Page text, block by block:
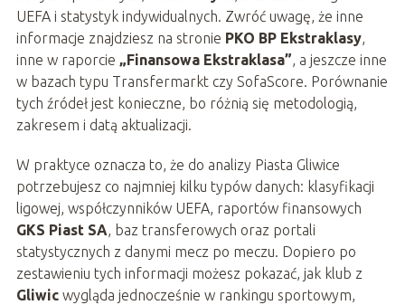
UEFA i statystyk indywidualnych. Zwróć uwagę, że inne
informacje znajdziesz na stronie PKO BP Ekstraklasy,
inne w raporcie „Finansowa Ekstraklasa”, a jeszcze inne
w bazach typu Transfermarkt czy SofaScore. Porównanie
tych źródeł jest konieczne, bo różnią się metodologią,
zakresem i datą aktualizacji.
W praktyce oznacza to, że do analizy Piasta Gliwice
potrzebujesz co najmniej kilku typów danych: klasyfikacji
ligowej, współczynników UEFA, raportów finansowych
GKS Piast SA, baz transferowych oraz portali
statystycznych z danymi mecz po meczu. Dopiero po
zestawieniu tych informacji możesz pokazać, jak klub z
Gliwicwygląda jednocześnie w rankingu sportowym,